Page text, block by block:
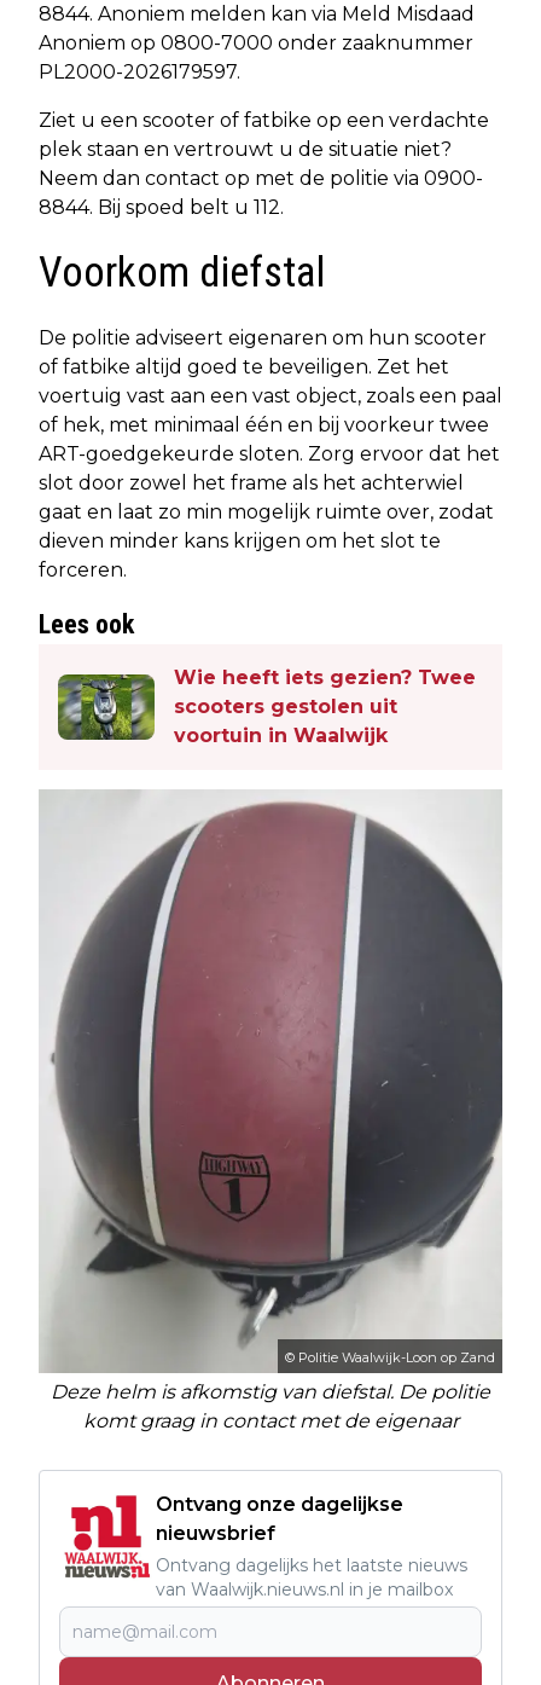
8844. Anoniem melden kan via Meld Misdaad
Anoniem op 0800-7000 onder zaaknummer
PL2000-2026179597.
Ziet u een scooter of fatbike op een verdachte
plek staan en vertrouwt u de situatie niet?
Neem dan contact op met de politie via 0900-
8844. Bij spoed belt u 112.
Voorkom diefstal
De politie adviseert eigenaren om hun scooter
of fatbike altijd goed te beveiligen. Zet het
voertuig vast aan een vast object, zoals een paal
of hek, met minimaal één en bij voorkeur twee
ART-goedgekeurde sloten. Zorg ervoor dat het
slot door zowel het frame als het achterwiel
gaat en laat zo min mogelijk ruimte over, zodat
dieven minder kans krijgen om het slot te
forceren.
Lees ook
Wie heeft iets gezien? Twee
scooters gestolen uit
voortuin in Waalwijk
© Politie Waalwijk-Loon op Zand
Deze helm is afkomstig van diefstal. De politie
komt graag in contact met de eigenaar
Ontvang onze dagelijkse
nieuwsbrief
Ontvang dagelijks het laatste nieuws
van Waalwijk.nieuws.nl in je mailbox